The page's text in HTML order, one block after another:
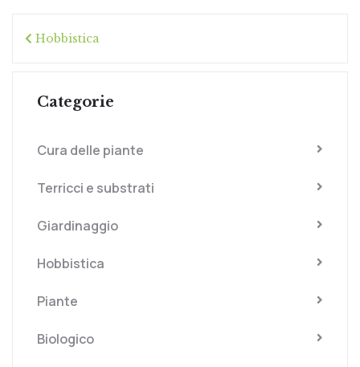
Hobbistica
Categorie
Cura delle piante
Terricci e substrati
Giardinaggio
Hobbistica
Piante
Biologico